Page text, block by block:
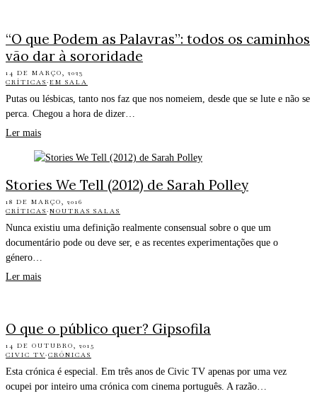
“O que Podem as Palavras”: todos os caminhos
vão dar à sororidade
14 DE MARÇO, 2023
CRÍTICAS·EM SALA
Putas ou lésbicas, tanto nos faz que nos nomeiem, desde que se lute e não se
perca. Chegou a hora de dizer…
Ler mais
Stories We Tell (2012) de Sarah Polley
18 DE MARÇO, 2016
CRÍTICAS·NOUTRAS SALAS
Nunca existiu uma definição realmente consensual sobre o que um
documentário pode ou deve ser, e as recentes experimentações que o
género…
Ler mais
O que o público quer? Gipsofila
14 DE OUTUBRO, 2015
CIVIC TV·CRÓNICAS
Esta crónica é especial. Em três anos de Civic TV apenas por uma vez
ocupei por inteiro uma crónica com cinema português. A razão…